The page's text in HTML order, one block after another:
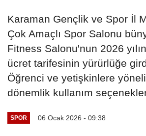
Karaman Gençlik ve Spor İl
Çok Amaçlı Spor Salonu
Fitness Salonu'nun 2026
ücret tarifesinin yürürlüğe
Öğrenci ve yetişkinlere
dönemlik kullanım
SPOR 06 Ocak 2026 - 09:38